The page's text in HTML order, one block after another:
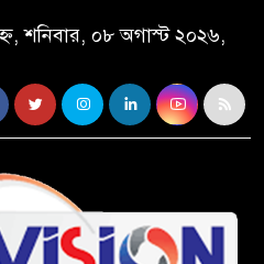
শনিবার, ০৮ অগাস্ট ২০২৬,